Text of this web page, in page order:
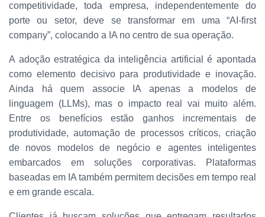
competitividade, toda empresa, independentemente do
porte ou setor, deve se transformar em uma “AI-first
company”, colocando a IA no centro de sua operação.
A adoção estratégica da inteligência artificial é apontada
como elemento decisivo para produtividade e inovação.
Ainda há quem associe IA apenas a modelos de
linguagem (LLMs), mas o impacto real vai muito além.
Entre os benefícios estão ganhos incrementais de
produtividade, automação de processos críticos, criação
de novos modelos de negócio e agentes inteligentes
embarcados em soluções corporativas. Plataformas
baseadas em IA também permitem decisões em tempo real
e em grande escala.